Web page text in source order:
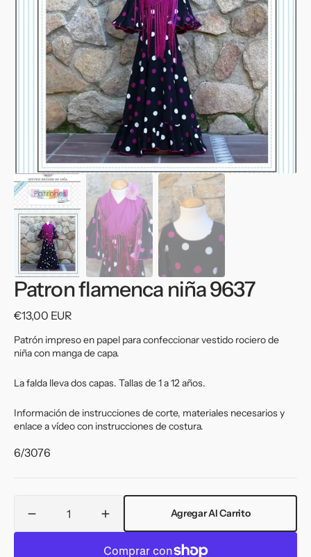
multimedia
1
en
vista
de
galería
Patron flamenca niña 9637
Precio
€13,00 EUR
Patrón impreso en papel para confeccionar vestido rociero de
niña con manga de capa.
La falda lleva dos capas. Tallas de 1 a 12 años.
Información de instrucciones de corte, materiales necesarios y
enlace a vídeo con instrucciones de costura.
:6/3076
Reducir
cantidad
Aumentar
cantidad
para
Agregar Al Carrito